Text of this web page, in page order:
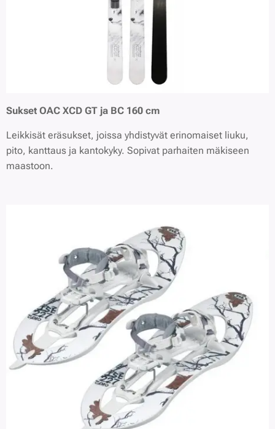
Sukset OAC XCD GT ja BC 160 cm
Leikkisät eräsukset, joissa yhdistyvät erinomaiset liuku,
pito, kanttaus ja kantokyky. Sopivat parhaiten mäkiseen
maastoon.